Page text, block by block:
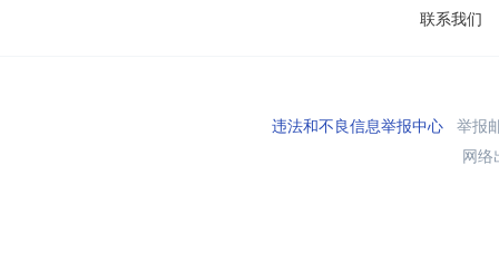
联系我们
违法和不良信息举报中心举报
网